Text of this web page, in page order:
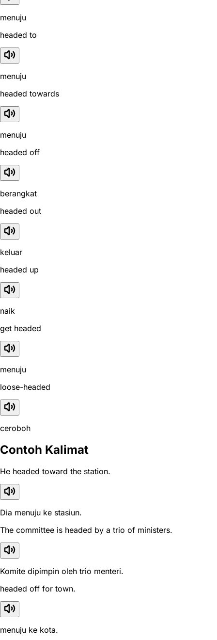
menuju
headed to
menuju
headed towards
menuju
headed off
berangkat
headed out
keluar
headed up
naik
get headed
menuju
loose-headed
ceroboh
Contoh Kalimat
He headed toward the station.
Dia menuju ke stasiun.
The committee is headed by a trio of ministers.
Komite dipimpin oleh trio menteri.
headed off for town.
menuju ke kota.